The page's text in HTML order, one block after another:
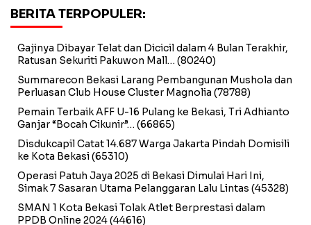
BERITA TERPOPULER:
Gajinya Dibayar Telat dan Dicicil dalam 4 Bulan Terakhir,
Ratusan Sekuriti Pakuwon Mall… (80240)
Summarecon Bekasi Larang Pembangunan Mushola dan
Perluasan Club House Cluster Magnolia (78788)
Pemain Terbaik AFF U-16 Pulang ke Bekasi, Tri Adhianto
Ganjar “Bocah Cikunir”… (66865)
Disdukcapil Catat 14.687 Warga Jakarta Pindah Domisili
ke Kota Bekasi(65310)
Operasi Patuh Jaya 2025 di Bekasi Dimulai Hari Ini,
Simak 7 Sasaran Utama Pelanggaran Lalu Lintas (45328)
SMAN 1 Kota Bekasi Tolak Atlet Berprestasi dalam
PPDB Online 2024(44616)